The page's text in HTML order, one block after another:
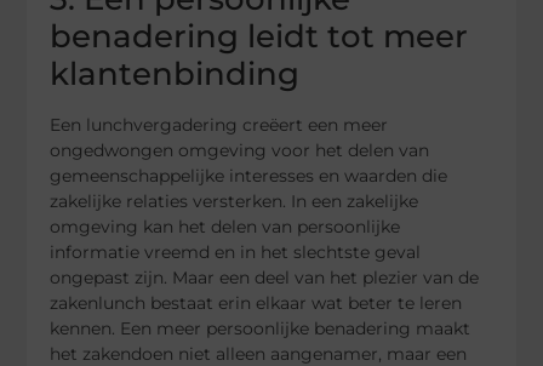
benadering leidt tot meer
klantenbinding
Een lunchvergadering creëert een meer
ongedwongen omgeving voor het delen van
gemeenschappelijke interesses en waarden die
zakelijke relaties versterken. In een zakelijke
omgeving kan het delen van persoonlijke
informatie vreemd en in het slechtste geval
ongepast zijn. Maar een deel van het plezier van de
zakenlunch bestaat erin elkaar wat beter te leren
kennen. Een meer persoonlijke benadering maakt
het zakendoen niet alleen aangenamer, maar een